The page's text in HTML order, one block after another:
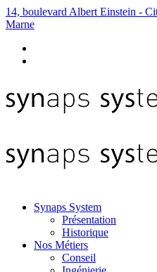
14, boulevard Albert Einstein -
Marne
Synaps System
Présentation
Historique
Nos Métiers
Conseil